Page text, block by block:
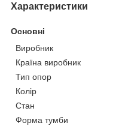
Характеристики
Основні
Виробник
Країна виробник
Тип опор
Колір
Стан
Форма тумби